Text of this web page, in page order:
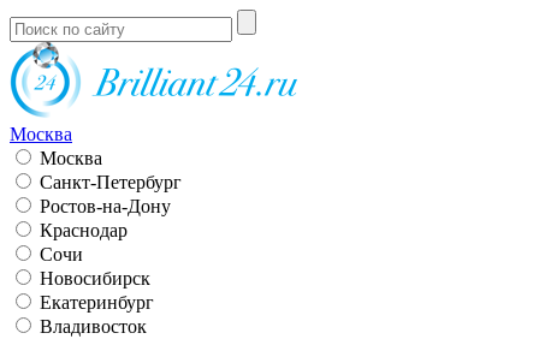
Москва
Москва
Санкт-Петербург
Ростов-на-Дону
Краснодар
Сочи
Новосибирск
Екатеринбург
Владивосток